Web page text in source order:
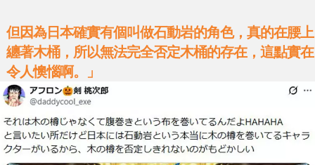
但因為日本確實有個叫做石動岩的角色，真的在腰上
纏著木桶，所以無法完全否定木桶的存在，這點實在
令人懊惱啊。」